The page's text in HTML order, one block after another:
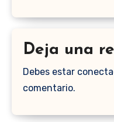
Deja una
Debes estar
comentario.